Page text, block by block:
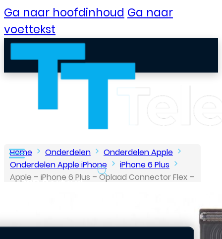
Ga naar hoofdinhoud Ga naar
voettekst
B2B Portaal
Home Onderdelen
Onderdelen Apple
Onderdelen Apple iPhone
iPhone 6 Plus
Apple – iPhone 6 Plus – Oplaad Connector Flex –